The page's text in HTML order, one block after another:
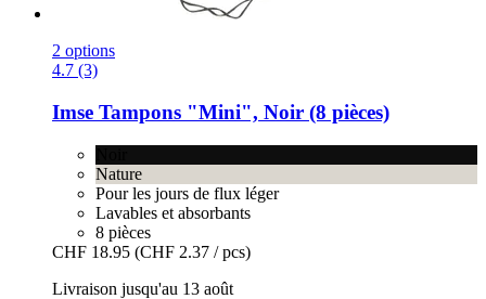
2 options
4.7 (3)
Imse Tampons "Mini", Noir (8 pièces)
Nature
Pour les jours de flux léger
Lavables et absorbants
8 pièces
CHF 18.95 (CHF 2.37 / pcs)
Livraison jusqu'au 13 août